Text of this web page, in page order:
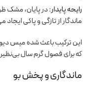
رایحه پایدار:در پایان، مشک
ماندگار از تازگی و پاکی ایجاد
این ترکیب باعث شده میس
که برای فصول گرم سال
ماندگاری و پخش بو